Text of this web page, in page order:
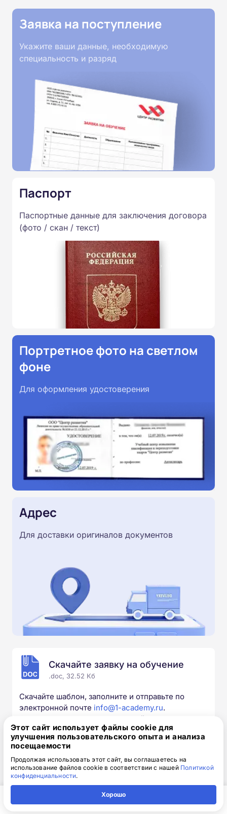
Заявка на поступление
Укажите ваши данные, необходимую
специальность и разряд
Паспорт
Паспортные данные для заключения договора
(фото / скан / текст)
Портретное фото на светлом
фоне
Для оформления удостоверения
Адрес
Для доставки оригиналов документов
Скачайте заявку на обучение
.doc, 32.52 Кб
Скачайте шаблон, заполните и отправьте по
электронной почте info@1-academy.ru.
Обязательно укажите контактный номер телефон.
Наш специалист свяжется с вами и утонит все
детали.
Выбирайте курс под свои цели
Этот сайт использует файлы cookie для
улучшения пользовательского опыта и анализа
посещаемости
Продолжая использовать этот сайт, вы соглашаетесь на
использование файлов cookie в соответствии с нашей Политикой
конфиденциальности.
Хорошо